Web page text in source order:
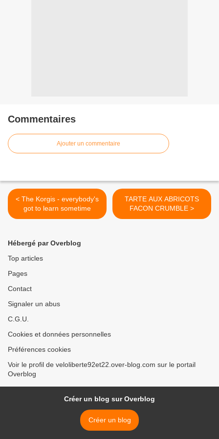
Commentaires
Ajouter un commentaire
< The Korgis - everybody's
got to learn sometime
TARTE AUX ABRICOTS
FACON CRUMBLE >
Hébergé par Overblog
Top articles
Pages
Contact
Signaler un abus
C.G.U.
Cookies et données personnelles
Préférences cookies
Voir le profil de veloliberte92et22.over-blog.com sur le portail
Overblog
Créer un blog sur Overblog
Créer un blog